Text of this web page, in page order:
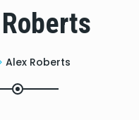
Alex Roberts